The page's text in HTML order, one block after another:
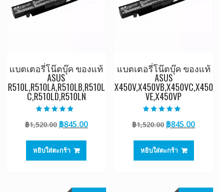
แบตเตอรี่โน๊ตบุ๊ค ของแท้
ASUS
R510L,R510LA,R510LB,R510L
C,R510LD,R510LN
5.00
ตั้งแต่ 1-5
฿1,520.00 Original
was:
฿1,520.00.
฿845.00Current
หยิบใส่ตะกร้า
แบตเตอรี่โน๊ตบุ๊ค ของแท้
ASUS
X450V,X450VB,X450VC,X450
VE,X450VP
5.00
ตั้งแต่ 1-5
฿1,520.00 Original
was:
฿1,520.00.
฿845.00
หยิบใส่ตะกร้า